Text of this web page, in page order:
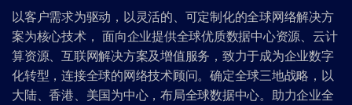
以客户需求为驱动，以灵活的、可定制化的全球网络解决方
案为核心技术， 面向企业提供全球优质数据中心资源、云计
算资源、互联网解决方案及增值服务，致力于成为企业数字
化转型，连接全球的网络技术顾问。确定全球三地战略，以
大陆、香港、美国为中心，布局全球数据中心。助力企业全